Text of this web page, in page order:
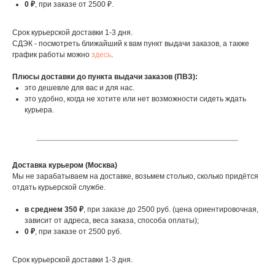
0 ₽, при заказе от 2500 ₽.
Срок курьерской доставки 1-3 дня.
СДЭК - посмотреть ближайший к вам пункт выдачи заказов, а также
график работы можно здесь.
Плюсы доставки до пункта выдачи заказов (ПВЗ):
это дешевле для вас и для нас.
это удобно, когда не хотите или нет возможности сидеть ждать
курьера.
Доставка курьером (Москва)
Мы не зарабатываем на доставке, возьмем столько, сколько придётся
отдать курьерской службе.
в среднем 350 ₽, при заказе до 2500 руб. (цена ориентировочная,
зависит от адреса, веса заказа, способа оплаты);
0 ₽, при заказе от 2500 руб.
Срок курьерской доставки 1-3 дня.